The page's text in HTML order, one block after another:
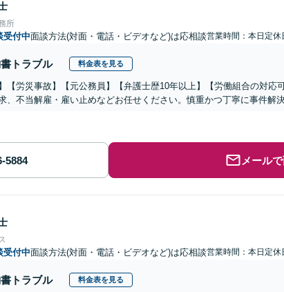
所
受付中面談方法(対面・電話・ビデオなど)は応相談営業時間：本日定休
トラブル 料金表を見る
【労災事故】【元公務員】【弁護士歴10年以上】【労働組合の対応
、不当解雇・雇い止めなどお任せください。慎重かつ丁寧に事件解決
メール
受付中面談方法(対面・電話・ビデオなど)は応相談営業時間：本日定休
トラブル 料金表を見る